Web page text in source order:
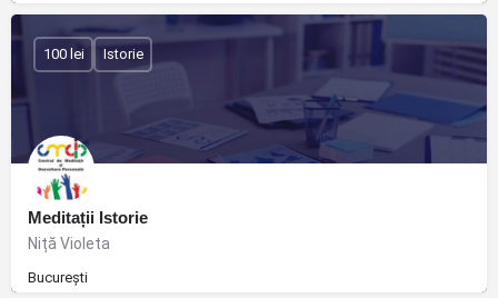
Meditații Istorie
Niță Violeta
București
100 lei Istorie